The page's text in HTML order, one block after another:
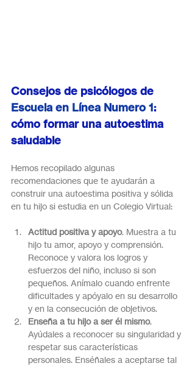
Consejos de psicólogos de
Escuela en Línea Numero 1:
cómo formar una autoestima
saludable
Hemos recopilado algunas
recomendaciones que te ayudarán a
construir una autoestima positiva y sólida
en tu hijo si estudia en un Colegio Virtual:
Actitud positiva y apoyo. Muestra a tu
hijo tu amor, apoyo y comprensión.
Reconoce y valora los logros y
esfuerzos del niño, incluso si son
pequeños. Anímalo cuando enfrente
dificultades y apóyalo en su desarrollo
y en la consecución de objetivos.
Enseña a tu hijo a ser él mismo.
Ayúdales a reconocer su singularidad y
respetar sus características
personales. Enséñales a aceptarse tal